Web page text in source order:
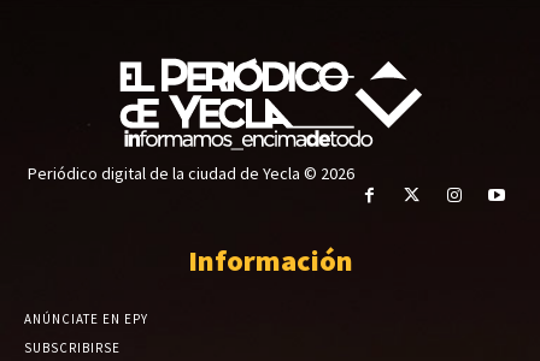
Periódico digital de la ciudad de Yecla © 2026
Información
ANÚNCIATE EN EPY
SUBSCRIBIRSE